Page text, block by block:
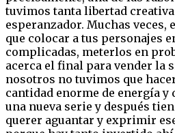
tuvimos tanta libertad
esperanzador. Muchas veces,
que colocar a tus personajes
complicadas, meterlos en
acerca el final para vender la
nosotros no tuvimos que
cantidad enorme de energía
una nueva serie y después
querer aguantar y exprimir